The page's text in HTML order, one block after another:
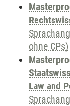
ohne CPs)
Law and